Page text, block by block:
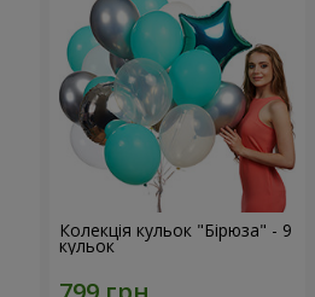
Колекція кульок "Бірюза" - 9
кульок